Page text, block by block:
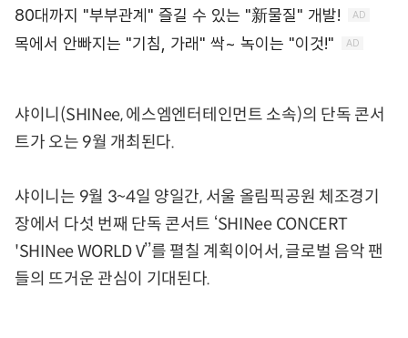
샤이니(SHINee, 에스엠엔터테인먼트 소속)의 단독 콘서
트가 오는 9월 개최된다.
샤이니는 9월 3~4일 양일간, 서울 올림픽공원 체조경기
장에서 다섯 번째 단독 콘서트 ‘SHINee CONCERT
'SHINee WORLD V’’를 펼칠 계획이어서, 글로벌 음악 팬
들의 뜨거운 관심이 기대된다.